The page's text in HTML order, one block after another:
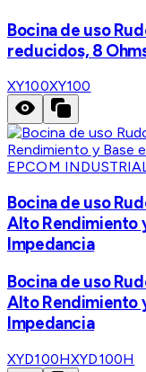
Bocina de uso
reducidos, 8
XY100XY100
EPCOM
Bocina de uso
Alto Rendimiento
Impedancia
Bocina de uso
Alto Rendimiento
Impedancia
XYD100HXYD100H